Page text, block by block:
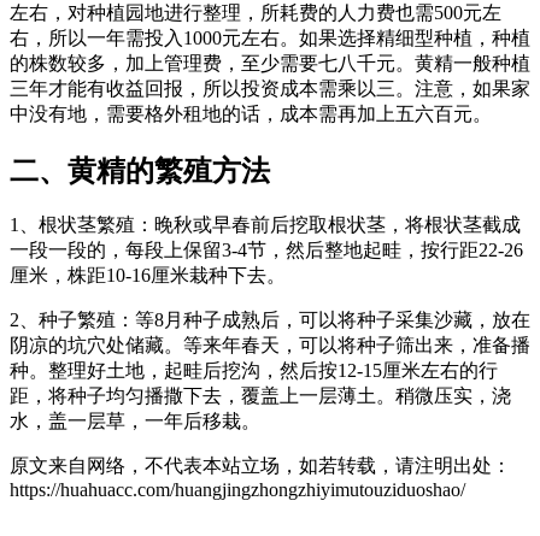
左右，对种植园地进行整理，所耗费的人力费也需500元左
右，所以一年需投入1000元左右。如果选择精细型种植，种植
的株数较多，加上管理费，至少需要七八千元。黄精一般种植
三年才能有收益回报，所以投资成本需乘以三。注意，如果家
中没有地，需要格外租地的话，成本需再加上五六百元。
二、黄精的繁殖方法
1、根状茎繁殖：晚秋或早春前后挖取根状茎，将根状茎截成
一段一段的，每段上保留3-4节，然后整地起畦，按行距22-26
厘米，株距10-16厘米栽种下去。
2、种子繁殖：等8月种子成熟后，可以将种子采集沙藏，放在
阴凉的坑穴处储藏。等来年春天，可以将种子筛出来，准备播
种。整理好土地，起畦后挖沟，然后按12-15厘米左右的行
距，将种子均匀播撒下去，覆盖上一层薄土。稍微压实，浇
水，盖一层草，一年后移栽。
原文来自网络，不代表本站立场，如若转载，请注明出处：
https://huahuacc.com/huangjingzhongzhiyimutouziduoshao/